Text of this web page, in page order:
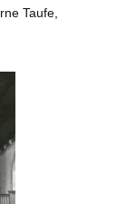
Taufe,